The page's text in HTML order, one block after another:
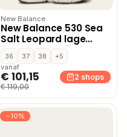
New Balance
New Balance 530 Sea
Salt Leopard lage
sneakers – Grijs
36 37 38
+5
vanaf
€ 101,15
€ 119,00
2 shops
−10%